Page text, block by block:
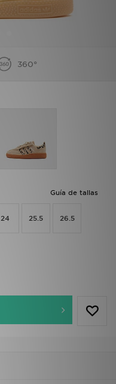
360°
Guía de tallas
24 25.5 26.5